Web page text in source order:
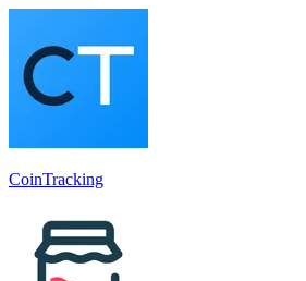
CoinTracking